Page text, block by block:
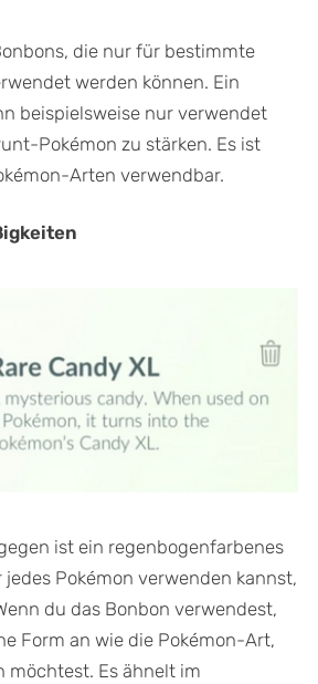
die nur für bestimmte
werden können. Ein
beispielsweise nur verwendet
Pokémon zu stärken. Es ist
Arten verwendbar.
ist ein regenbogenfarbenes
Pokémon verwenden kannst,
du das Bonbon verwendest,
Form an wie die Pokémon-Art,
möchtest. Es ähnelt im